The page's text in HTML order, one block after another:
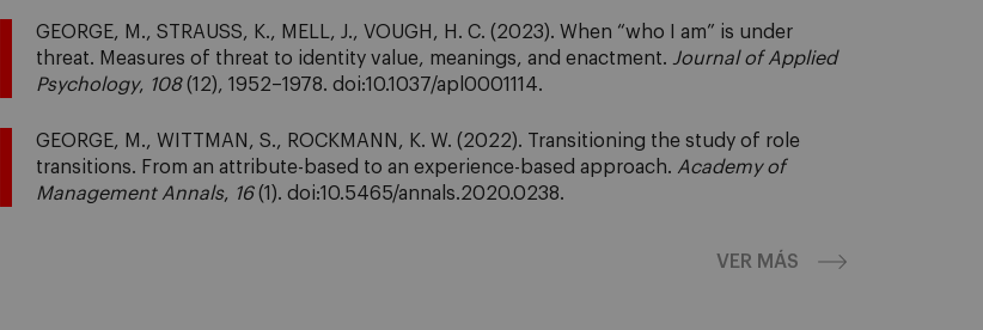
GEORGE, M., STRAUSS, K., MELL, J., VOUGH, H. C. (2023). When “who I am” is under
threat. Measures of threat to identity value, meanings, and enactment. Journal of Applied
Psychology, 108(12), 1952–1978. doi:10.1037/apl0001114.
GEORGE, M., WITTMAN, S., ROCKMANN, K. W. (2022). Transitioning the study of role
transitions. From an attribute-based to an experience-based approach. Academy of
Management Annals, 16(1). doi:10.5465/annals.2020.0238.
VER MÁS